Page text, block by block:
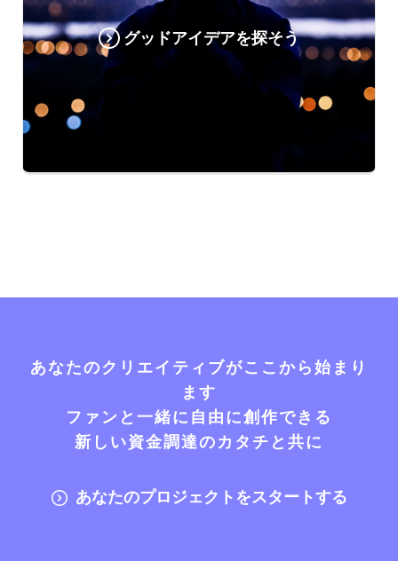
グッドアイデアを探そう
あなたのクリエイティブがここから始まり
ます
ファンと一緒に自由に創作できる
新しい資金調達のカタチと共に
あなたのプロジェクトをスタートする